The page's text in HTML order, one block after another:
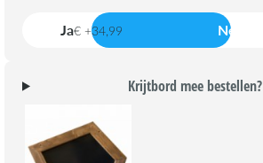
Ja€ +34,99 Nee
Krijtbord mee bestellen?